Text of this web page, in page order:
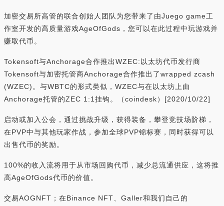
加密交易所高管的联合创始人团队为您带来了由Juego game工
作室开发的高质量游戏AgeOfGods，您可以在此过程中玩游戏并
赚取代币。
Tokensoft与Anchorage合作推出WZEC:以太坊代币发行商
Tokensoft与加密托管商Anchorage合作推出了wrapped zcash
(WZEC)。与WBTC的形式类似，WZEC与在以太坊上由
Anchorage托管的ZEC 1:1挂钩。（coindesk）[2020/10/22]
启动或加入公会，通过挑战升级，获得装备，攀登竞技场阶梯，
在PVP中与其他玩家作战，参加全球PVP锦标赛，同时获得可以
出售代币的奖励。
100%的收入流将用于从市场回购代币，减少总流通供应，这将推
高AgeOfGods代币的价值。
交易AOGNFT；在Binance NFT、Galler和我们自己的